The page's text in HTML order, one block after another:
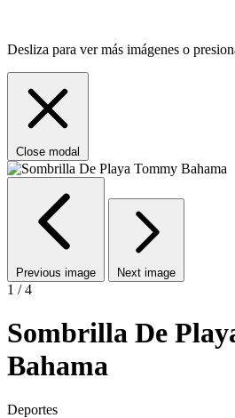
Desliza para ver más imágenes o
Close modal
Previous image Next image
1 / 4
Sombrilla De
Bahama
Deportes